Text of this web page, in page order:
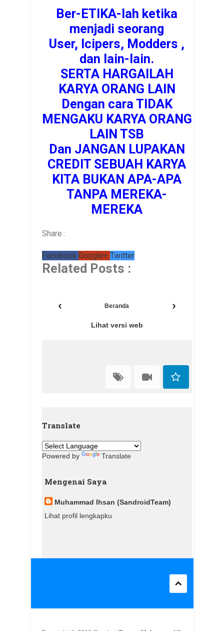
Ber-ETIKA-lah ketika
menjadi seorang
User, Icipers, Modders ,
dan lain-lain.
SERTA HARGAILAH
KARYA ORANG LAIN
Dengan cara TIDAK
MENGAKU KARYA ORANG
LAIN TSB
Dan JANGAN LUPAKAN
CREDIT SEBUAH KARYA
KITA BUKAN APA-APA
TANPA MEREKA-
MEREKA
Share :
Facebook Google+ Twitter
Related Posts :
‹ ›
Beranda
Lihat versi web
Translate
Powered by Translate
Mengenai Saya
Muhammad Ihsan (SandroidTeam)
Lihat profil lengkapku